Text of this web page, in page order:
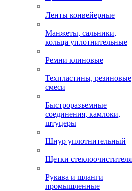
Ленты конвейерные
Манжеты, сальники,
кольца уплотнительные
Ремни клиновые
Техпластины, резиновые
смеси
Быстроразъемные
соединения, камлоки,
штуцеры
Шнур уплотнительный
Щетки стеклоочистителя
Рукава и шланги
промышленные